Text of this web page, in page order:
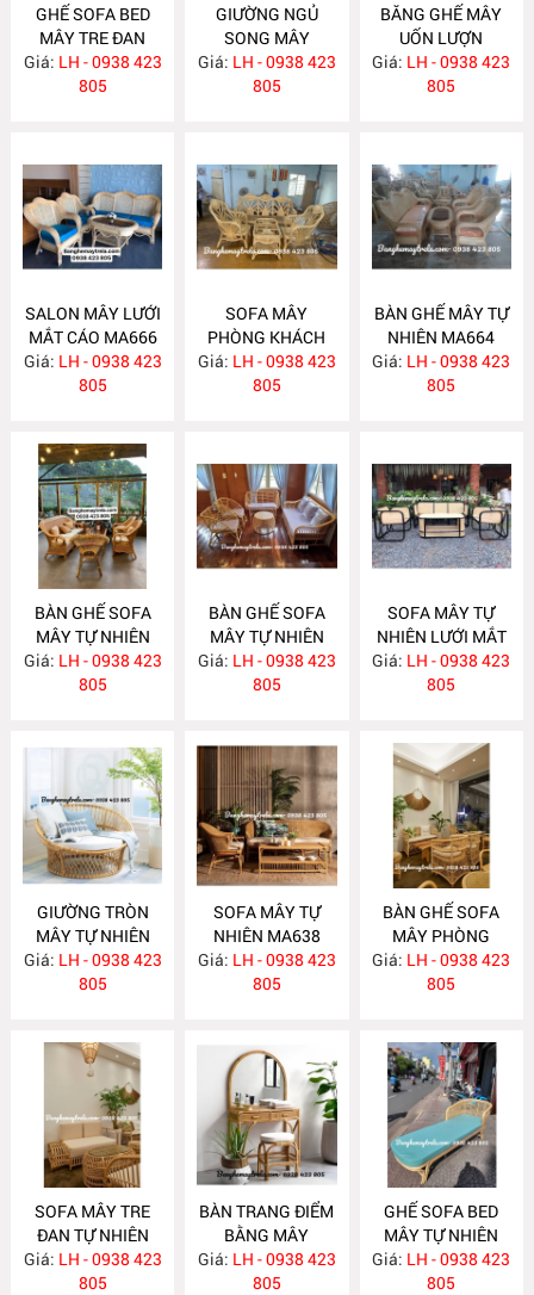
GHẾ SOFA BED
MÂY TRE ĐAN
MA671
Giá: LH - 0938 423
805
GIƯỜNG NGỦ
SONG MÂY
MA670
Giá: LH - 0938 423
805
BĂNG GHẾ MÂY
UỐN LƯỢN
MA667
Giá: LH - 0938 423
805
SALON MÂY LƯỚI
MẮT CÁO MA666
Giá: LH - 0938 423
805
SOFA MÂY
PHÒNG KHÁCH
MA665
Giá: LH - 0938 423
805
BÀN GHẾ MÂY TỰ
NHIÊN MA664
Giá: LH - 0938 423
805
BÀN GHẾ SOFA
MÂY TỰ NHIÊN
MA663
Giá: LH - 0938 423
805
BÀN GHẾ SOFA
MÂY TỰ NHIÊN
MA657
Giá: LH - 0938 423
805
SOFA MÂY TỰ
NHIÊN LƯỚI MẮT
CÁO MA656
Giá: LH - 0938 423
805
GIƯỜNG TRÒN
MÂY TỰ NHIÊN
MA652
Giá: LH - 0938 423
805
SOFA MÂY TỰ
NHIÊN MA638
Giá: LH - 0938 423
805
BÀN GHẾ SOFA
MÂY PHÒNG
KHÁCH HIỆN ĐẠI
MA637
Giá: LH - 0938 423
805
SOFA MÂY TRE
ĐAN TỰ NHIÊN
MA636
Giá: LH - 0938 423
805
BÀN TRANG ĐIỂM
BẰNG MÂY
MA635
Giá: LH - 0938 423
805
GHẾ SOFA BED
MÂY TỰ NHIÊN
MA625
Giá: LH - 0938 423
805